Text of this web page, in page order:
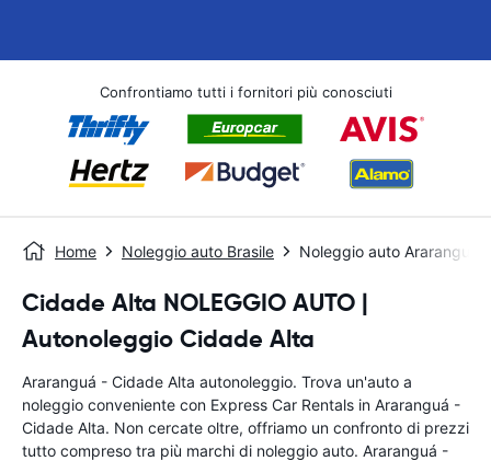
Confrontiamo tutti i fornitori più conosciuti
Home Noleggio auto Brasile Noleggio auto Araranguá
Cidade Alta NOLEGGIO AUTO |
Autonoleggio Cidade Alta
Araranguá - Cidade Alta autonoleggio. Trova un'auto a
noleggio conveniente con Express Car Rentals in Araranguá -
Cidade Alta. Non cercate oltre, offriamo un confronto di prezzi
tutto compreso tra più marchi di noleggio auto. Araranguá -